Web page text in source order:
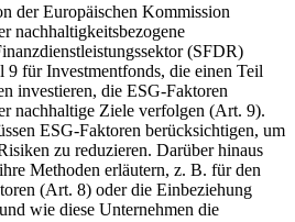
der Europäischen Kommission
nachhaltigkeitsbezogene
(SFDR)
für Investmentfonds, die einen Teil
investieren, die ESG-Faktoren
nachhaltige Ziele verfolgen (Art. 9).
ESG-Faktoren berücksichtigen, um
zu reduzieren. Darüber hinaus
Methoden erläutern, z. B. für den
(Art. 8) oder die Einbeziehung
wie diese Unternehmen die